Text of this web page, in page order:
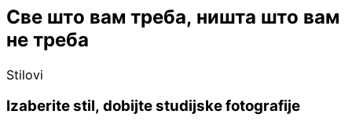
Све што вам треба, ништа што вам
не треба
Stilovi
Izaberite stil, dobijte studijske fotografije